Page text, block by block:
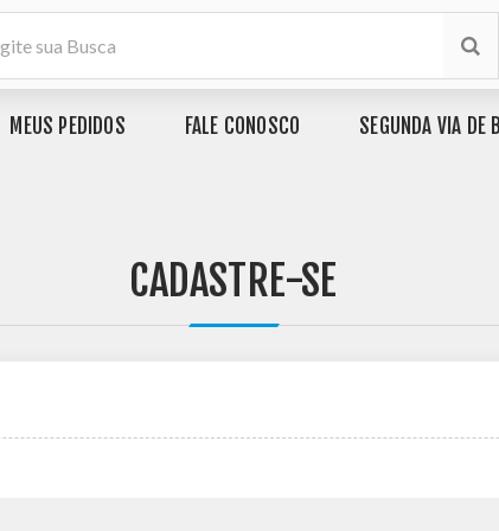
MEUS PEDIDOS FALE CONOSCO SEGUNDA VIA DE
CADASTRE-SE